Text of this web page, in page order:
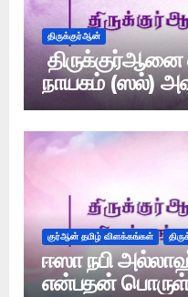
திருக்குர்ஆன்
திருக்குர்ஆனை
நாயகம் (ஸல்)
குர்ஆன் தமிழ் விளக்கங்கள்
ஈஸா நபி
என்பதன்